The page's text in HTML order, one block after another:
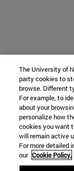
The University of
party cookies to
browse. Different
For example, to
about your
personalize how
cookies you want
will remain active
For more detailed
our Cookie Policy.